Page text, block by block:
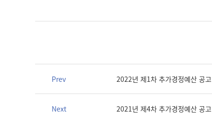
Prev 2022년 제1차 추가경정예산 공고
Next 2021년 제4차 추가경정예산 공고